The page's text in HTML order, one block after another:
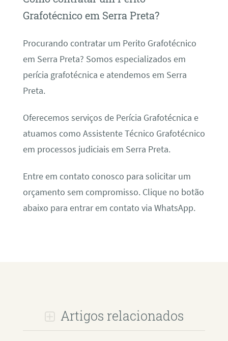
Grafotécnico em Serra Preta?
Procurando contratar um Perito Grafotécnico
em Serra Preta? Somos especializados em
perícia grafotécnica e atendemos em Serra
Preta.
Oferecemos serviços de Perícia Grafotécnica e
atuamos como Assistente Técnico Grafotécnico
em processos judiciais em Serra Preta.
Entre em contato conosco para solicitar um
orçamento sem compromisso. Clique no botão
abaixo para entrar em contato via WhatsApp.
Artigos relacionados